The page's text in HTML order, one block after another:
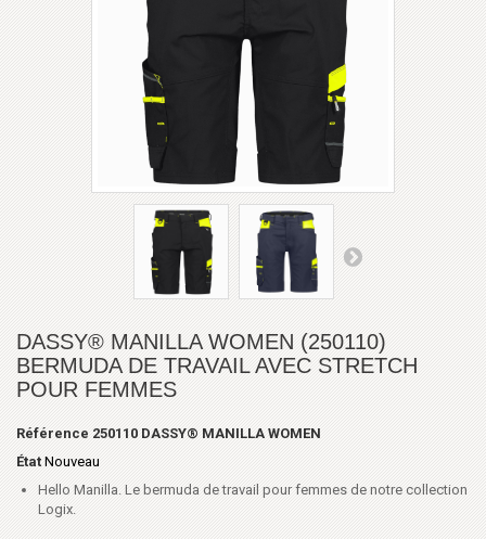
DASSY® MANILLA WOMEN (250110)
BERMUDA DE TRAVAIL AVEC STRETCH
POUR FEMMES
Référence 250110 DASSY® MANILLA WOMEN
État Nouveau
Hello Manilla. Le bermuda de travail pour femmes de notre collection
Logix.